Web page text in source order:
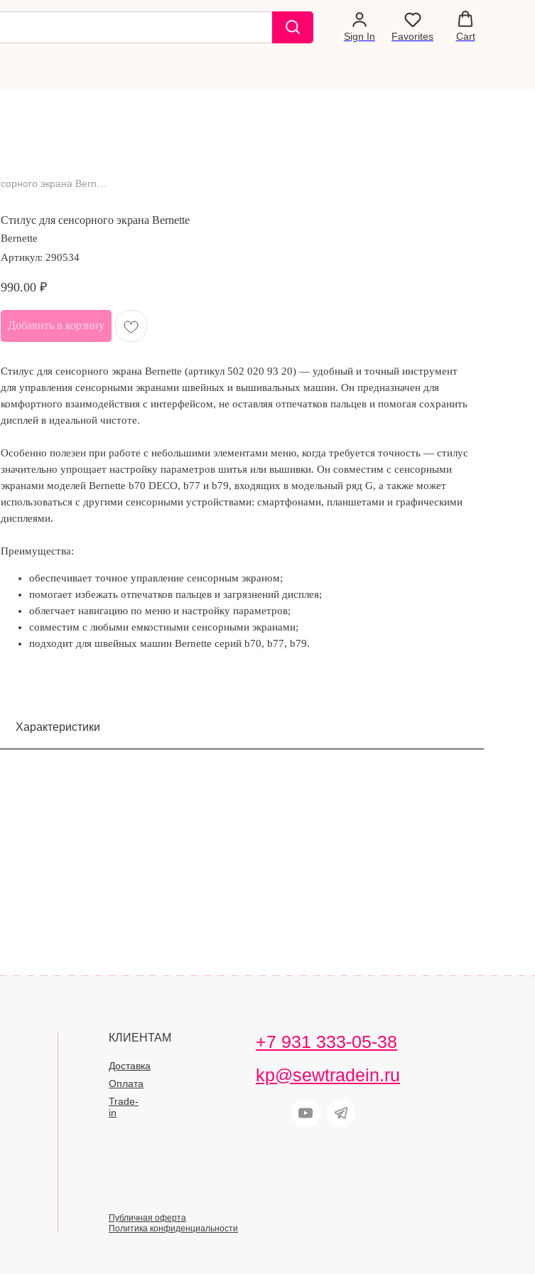
Sign In Favorites Cart
Стилус для сенсорного экрана Bernette
Bernette
Артикул: 290534
990.00 ₽
Добавить в корзину
Стилус для сенсорного экрана Bernette (артикул 502 020 93 20) — удобный и точный инструмент
для управления сенсорными экранами швейных и вышивальных машин. Он предназначен для
комфортного взаимодействия с интерфейсом, не оставляя отпечатков пальцев и помогая сохранить
дисплей в идеальной чистоте.
Особенно полезен при работе с небольшими элементами меню, когда требуется точность — стилус
значительно упрощает настройку параметров шитья или вышивки. Он совместим с сенсорными
экранами моделей Bernette b70 DECO, b77 и b79, входящих в модельный ряд G, а также может
использоваться с другими сенсорными устройствами: смартфонами, планшетами и графическими
дисплеями.
Преимущества:
обеспечивает точное управление сенсорным экраном;
помогает избежать отпечатков пальцев и загрязнений дисплея;
облегчает навигацию по меню и настройку параметров;
совместим с любыми емкостными сенсорными экранами;
подходит для швейных машин Bernette серий b70, b77, b79.
Характеристики
КЛИЕНТАМ
Доставка
Оплата
Trade-
in
+7 931 333-05-38
kp@sewtradein.ru
Политика конфиденциальности
Публичная оферта